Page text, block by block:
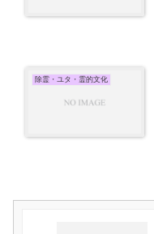
除霊・ユタ・霊的文化